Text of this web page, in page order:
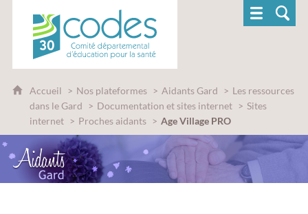
CoDES 30 - Comité départemental
Accueil Nos plateformes Aidants Gard
Les ressources
dans le Gard
Documentation et sites internet
Sites
internet
Proches aidants Age Village PRO